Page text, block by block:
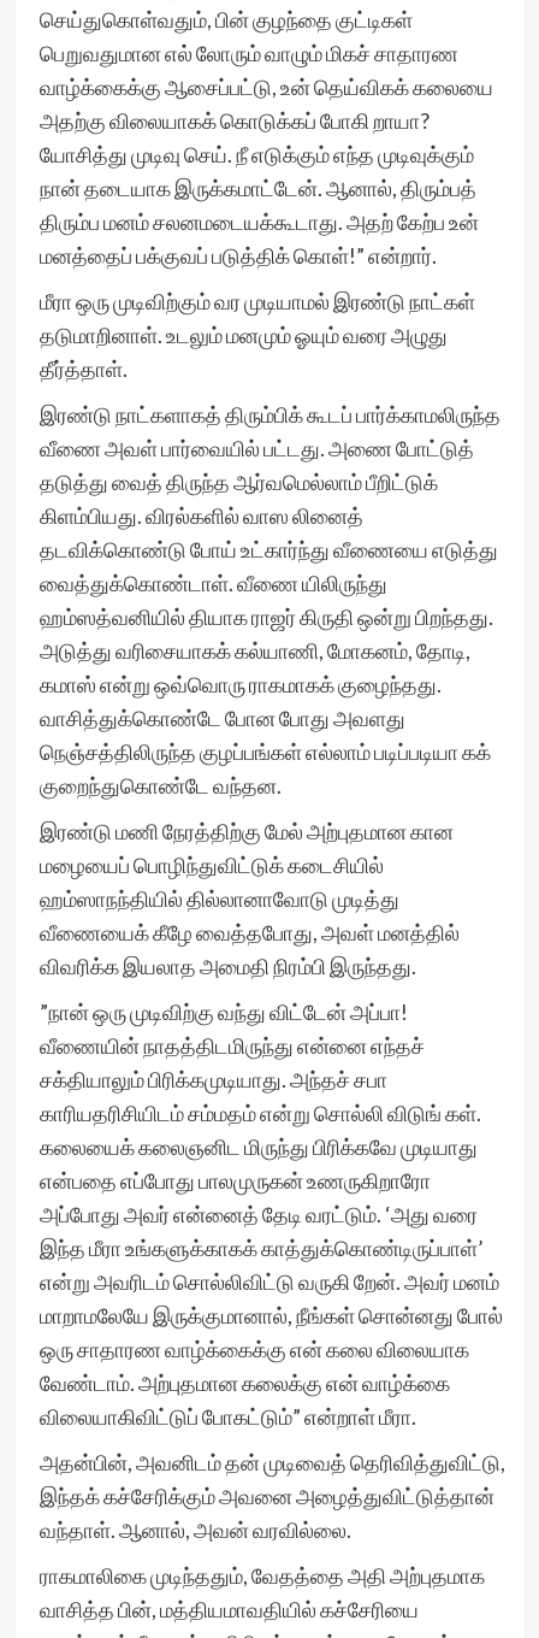
செய்துகொள்வதும், பின் குழந்தை குட்டிகள்
பெறுவதுமான எல் லோரும் வாழும் மிகச் சாதாரண
வாழ்க்கைக்கு ஆசைப்பட்டு, உன் தெய்விகக் கலையை
அதற்கு விலையாகக் கொடுக்கப் போகி றாயா?
யோசித்து முடிவு செய். நீ எடுக்கும் எந்த முடிவுக்கும்
நான் தடையாக இருக்கமாட்டேன். ஆனால், திரும்பத்
திரும்ப மனம் சலனமடையக்கூடாது. அதற் கேற்ப உன்
மனத்தைப் பக்குவப் படுத்திக் கொள்!” என்றார்.
மீரா ஒரு முடிவிற்கும் வர முடியாமல் இரண்டு நாட்கள்
தடுமாறினாள். உடலும் மனமும் ஓயும் வரை அழுது
தீர்த்தாள்.
இரண்டு நாட்களாகத் திரும்பிக் கூடப் பார்க்காமலிருந்த
வீணை அவள் பார்வையில் பட்டது. அணை போட்டுத்
தடுத்து வைத் திருந்த ஆர்வமெல்லாம் பீறிட்டுக்
கிளம்பியது. விரல்களில் வாஸ லினைத்
தடவிக்கொண்டு போய் உட்கார்ந்து வீணையை எடுத்து
வைத்துக்கொண்டாள். வீணை யிலிருந்து
ஹம்ஸத்வனியில் தியாக ராஜர் கிருதி ஒன்று பிறந்தது.
அடுத்து வரிசையாகக் கல்யாணி, மோகனம், தோடி,
கமாஸ் என்று ஒவ்வொரு ராகமாகக் குழைந்தது.
வாசித்துக்கொண்டே போன போது அவளது
நெஞ்சத்திலிருந்த குழப்பங்கள் எல்லாம் படிப்படியா கக்
குறைந்துகொண்டே வந்தன.
இரண்டு மணி நேரத்திற்கு மேல் அற்புதமான கான
மழையைப் பொழிந்துவிட்டுக் கடைசியில்
ஹம்ஸாநந்தியில் தில்லானாவோடு முடித்து
வீணையைக் கீழே வைத்தபோது, அவள் மனத்தில்
விவரிக்க இயலாத அமைதி நிரம்பி இருந்தது.
”நான் ஒரு முடிவிற்கு வந்து விட்டேன் அப்பா!
வீணையின் நாதத்திடமிருந்து என்னை எந்தச்
சக்தியாலும் பிரிக்கமுடியாது. அந்தச் சபா
காரியதரிசியிடம் சம்மதம் என்று சொல்லி விடுங் கள்.
கலையைக் கலைஞனிட மிருந்து பிரிக்கவே முடியாது
என்பதை எப்போது பாலமுருகன் உணருகிறாரோ
அப்போது அவர் என்னைத் தேடி வரட்டும். ‘அது வரை
இந்த மீரா உங்களுக்காகக் காத்துக்கொண்டிருப்பாள்’
என்று அவரிடம் சொல்லிவிட்டு வருகி றேன். அவர் மனம்
மாறாமலேயே இருக்குமானால், நீங்கள் சொன்னது போல்
ஒரு சாதாரண வாழ்க்கைக்கு என் கலை விலையாக
வேண்டாம். அற்புதமான கலைக்கு என் வாழ்க்கை
விலையாகிவிட்டுப் போகட்டும்” என்றாள் மீரா.
அதன்பின், அவனிடம் தன் முடிவைத் தெரிவித்துவிட்டு,
இந்தக் கச்சேரிக்கும் அவனை அழைத்துவிட்டுத்தான்
வந்தாள். ஆனால், அவன் வரவில்லை.
ராகமாலிகை முடிந்ததும், வேதத்தை அதி அற்புதமாக
வாசித்த பின், மத்தியமாவதியில் கச்சேரியை